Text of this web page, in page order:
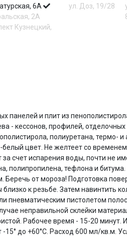
6А
2А
Кузнецкий,
ул. Доз, 19/28
панелей и плит из
- кессонов, профилей, отделочных
полиуретана, термо- и
цвет. Не желтеет со
счет испарения воды, почти не
полипропилена, тефлона и битума.
от мороза! Подготовка
к резьбе. Затем навинтить
пневматическим пистолетом
неправильной склейки
Рабочее время - 15-20 минут.
15° до +60°С. Расход 600 мл/кв.м.